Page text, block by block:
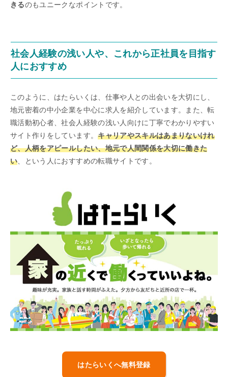
きるのもユニークなポイントです。
社会人経験の浅い人や、これから正社員を目指す
人におすすめ
このように、はたらいくは、仕事や人との出会いを大切にし、
地元密着の中小企業を中心に求人を紹介しています。また、転
職活動初心者、社会人経験の浅い人向けに丁寧でわかりやすい
サイト作りをしています。キャリアやスキルはあまりないけれ
ど、人柄をアピールしたい、地元で人間関係を大切に働きた
い 、という人におすすめの転職サイトです。
はたらいくへ無料登録